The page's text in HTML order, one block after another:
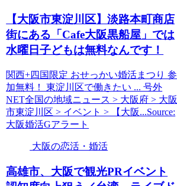
【大阪市東淀川区】淡路本町商店
街にある「Cafe大阪黒船屋」では
水曜日子どもは無料なんです！
関西+四国限定 おせっかい婚活まつり 参
加無料！ 東淀川区で働きたい ... 号外
NET全国の地域ニュース > 大阪府 > 大阪
市東淀川区 > イベント > 【大阪...Source:
大阪婚活Gアラート
大阪の恋活・婚活
高雄市、 大阪で観光PRイベント